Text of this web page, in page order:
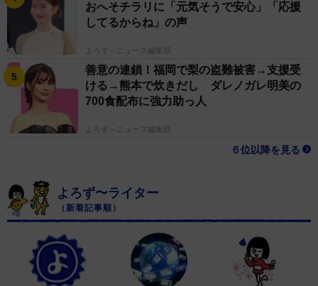
おへそチラリに「元気そうで安心」「応援
してるからね」の声
よろず～ニュース編集部
善意の連鎖！福岡で梨の盗難被害→支援受
ける→熊本で炊きだし ダレノガレ明美の
700食配布に強力助っ人
よろず～ニュース編集部
６位以降を見る
よろず〜ライター
（新着記事順）